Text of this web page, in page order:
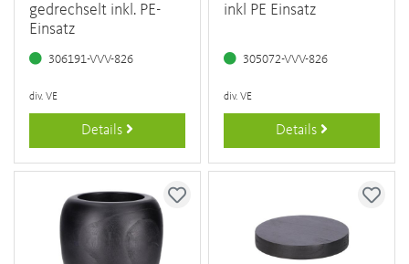
gedrechselt inkl. PE-
Einsatz
306191-VVV-826
div. VE
Details
inkl PE Einsatz
305072-VVV-826
div. VE
Details